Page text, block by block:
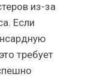
из-за
Если
требует